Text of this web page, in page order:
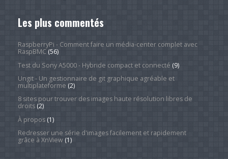
Les plus commentés
RaspberryPi - Comment faire un média-center complet avec
RaspBMC(56)
Test du Sony A5000 - Hybride compact et connecté (9)
Ungit - Un gestionnaire de git graphique agréable et
multiplateforme (2)
8 sites pour trouver des images haute résolution libres de
droits(2)
À propos(1)
Redresser une série d'images facilement et rapidement
grâce à XnView(1)